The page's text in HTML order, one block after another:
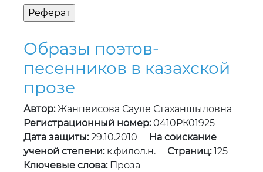
Образы поэтов-
песенников в казахской
прозе
Автор:Жанпеисова Сауле Стаханшыловна
Регистрационный номер:0410РК01925
Дата защиты:29.10.2010
На соискание
ученой степени:к.филол.н. Страниц:125
Ключевые слова:Проза